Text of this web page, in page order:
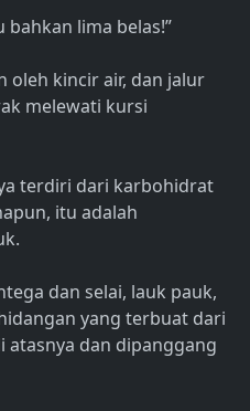
lima belas!”
oleh kincir air, dan jalur
melewati kursi
terdiri dari karbohidrat
itu adalah
dan selai, lauk pauk,
yang terbuat dari
atasnya dan dipanggang